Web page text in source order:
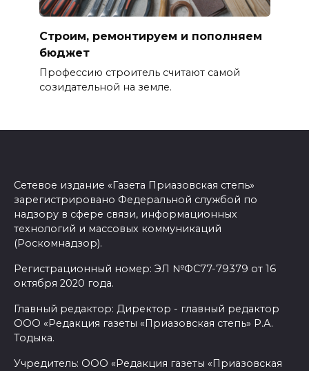
Строим, ремонтируем и пополняем
бюджет
Профессию строитель считают самой
созидательной на земле.
Сетевое издание «Газета Приазовская степь»
зарегистрировано Федеральной службой по
надзору в сфере связи, информационных
технологий и массовых коммуникаций
(Роскомнадзор).
Регистрационный номер: ЭЛ №ФС77-79379 от 16
октября 2020 года.
Главный редактор: Директор - главный редактор
ООО «Редакция газеты «Приазовская степь» Р.А.
Тодыка.
Учредитель: ООО «Редакция газеты «Приазовская